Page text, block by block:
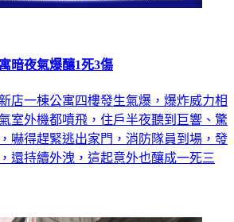
暗夜氣爆釀1死3傷
店一棟公寓四樓發生氣爆，爆炸威力相
室外機都噴飛，住戶半夜聽到巨響、驚
嚇得趕緊逃出家門，消防隊員到場，發
還持續外洩，這起意外也釀成一死三